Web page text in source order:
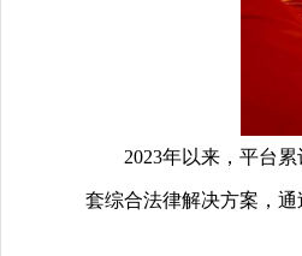
2023年以来，平台累计
套综合法律解决方案，通